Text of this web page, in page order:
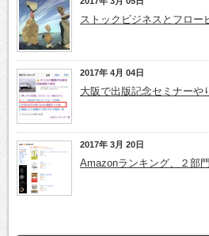
ストックビジネスとフロー
2017年 4月 04日
大阪で出版記念セミナーや
2017年 3月 20日
Amazonランキング、２部